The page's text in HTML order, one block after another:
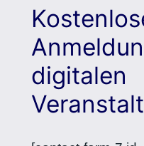
digitalen